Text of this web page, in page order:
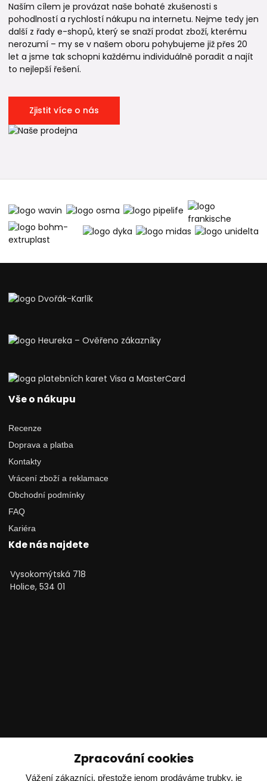
Naším cílem je provázat naše bohaté zkušenosti s
pohodlností a rychlostí nákupu na internetu. Nejme tedy jen
další z řady e-shopů, který se snaží prodat zboží, kterému
nerozumí – my se v našem oboru pohybujeme již přes 20
let a jsme tak schopni každému individuálně poradit a najít
to nejlepší řešení.
Zjistit více o nás
Vše o nákupu
Recenze
Doprava a platba
Kontakty
Vrácení zboží a reklamace
Obchodní podmínky
FAQ
Kariéra
Kde nás najdete
Vysokomýtská 718
Holice, 534 01
Technické poradenstvíZpracování cookies
Vážení zákazníci, přestože jenom prodáváme trubky, je